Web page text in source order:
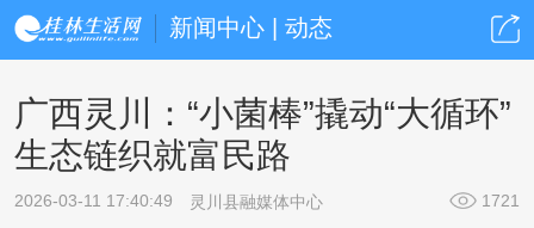
新闻中心 | 动态
广西灵川：“小菌棒”撬动“大循环”
生态链织就富民路
2026-03-11 17:40:49 灵川县融媒体中心 1721